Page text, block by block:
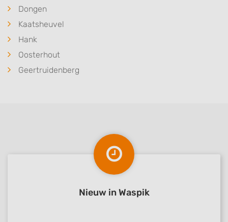
Dongen
Kaatsheuvel
Hank
Oosterhout
Geertruidenberg
Nieuw in Waspik